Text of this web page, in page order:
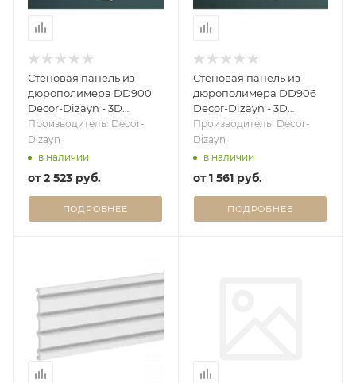
Стеновая панель из
дюрополимера DD900
Decor-Dizayn - 3D
панель
Производитель: Decor-
Dizayn
в наличии
от2 523 руб.
ПОДРОБНЕЕ
Стеновая панель из
дюрополимера DD906
Decor-Dizayn - 3D
панель
Производитель: Decor-
Dizayn
в наличии
от1 561 руб.
ПОДРОБНЕЕ